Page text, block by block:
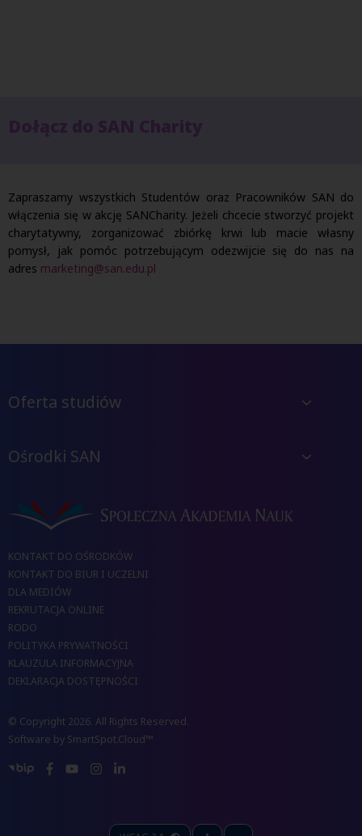
Zapraszamy wszystkich Studentów oraz Pracowników SAN do
włączenia się w akcję SANCharity. Jeżeli chcecie stworzyć projekt
charytatywny, zorganizować zbiórkę krwi lub macie własny
pomysł, jak pomóc potrzebującym odezwijcie się do nas na
adres marketing@san.edu.pl
Oferta studiów
Ośrodki SAN
KONTAKT DO OŚRODKÓW
KONTAKT DO BIUR I UCZELNI
DLA MEDIÓW
REKRUTACJA ONLINE
RODO
POLITYKA PRYWATNOŚCI
KLAUZULA INFORMACYJNA
DEKLARACJA DOSTĘPNOŚCI
© Copyright 2026. All Rights Reserved.
Software by SmartSpot.Cloud™